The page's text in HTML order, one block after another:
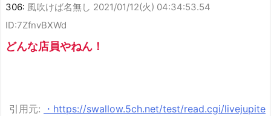
306: 風吹けば名無し 2021/01/12(火) 04:34:53.54
ID:7ZfnvBXWd
どんな店員やねん！
引用元:
・https://swallow.5ch.net/test/read.cgi/livejupite